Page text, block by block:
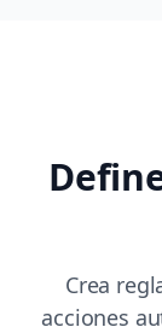
Crea
acciones